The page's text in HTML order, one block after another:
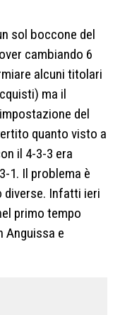
sol boccone del
cambiando 6
alcuni titolari
ma il
del
quanto visto a
il 4-3-3 era
1. Il problema è
diverse. Infatti ieri
primo tempo
Anguissa e